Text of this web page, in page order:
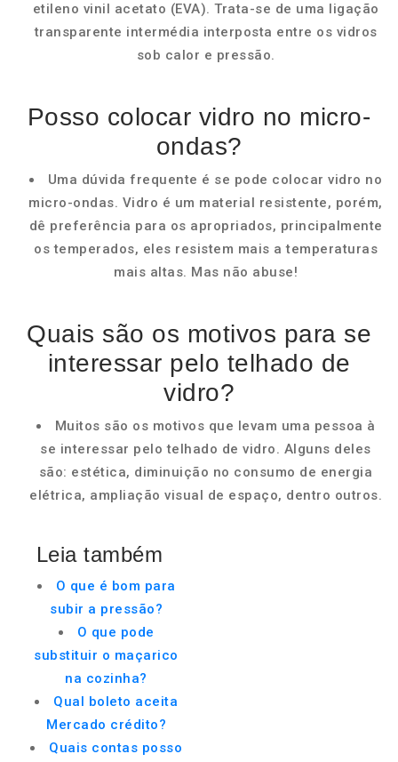
etileno vinil acetato (EVA). Trata-se de uma ligação
transparente intermédia interposta entre os vidros
sob calor e pressão.
Posso colocar vidro no micro-
ondas?
Uma dúvida frequente é se pode colocar vidro no
micro-ondas. Vidro é um material resistente, porém,
dê preferência para os apropriados, principalmente
os temperados, eles resistem mais a temperaturas
mais altas. Mas não abuse!
Quais são os motivos para se
interessar pelo telhado de
vidro?
Muitos são os motivos que levam uma pessoa à
se interessar pelo telhado de vidro. Alguns deles
são: estética, diminuição no consumo de energia
elétrica, ampliação visual de espaço, dentro outros.
Leia também
O que é bom para
subir a pressão?
O que pode
substituir o maçarico
na cozinha?
Qual boleto aceita
Mercado crédito?
Quais contas posso